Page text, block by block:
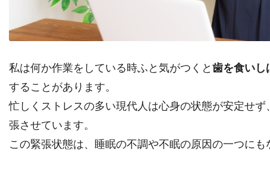
私は何か作業をしている時ふと気がつくと 歯を食いし
することがあります。
忙しくストレスの多い現代人は心身の状態が安定せ
張させています。
この緊張状態は、睡眠の不調や不眠の原因の一つにも